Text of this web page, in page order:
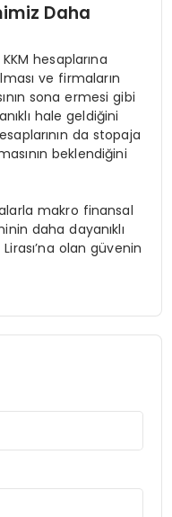
Daha
hesaplarına
ve firmaların
sona ermesi gibi
hale geldiğini
da stopaja
beklendiğini
makro finansal
daha dayanıklı
olan güvenin